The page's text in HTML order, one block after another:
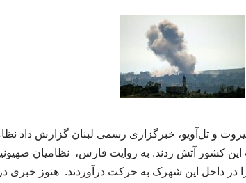
و تل‌آویو، خبرگزاری رسمی لبنان گزارش داد
کشور آتش زدند. به روایت فارس، نظامیان
در داخل این شهرک به حرکت درآوردند. هنوز خبری